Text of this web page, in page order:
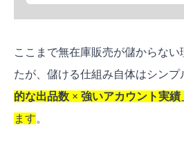
ここまで無在庫販売が儲からない
たが、儲ける仕組み自体はシンプ
的な出品数 × 強いアカウント実績
ます。